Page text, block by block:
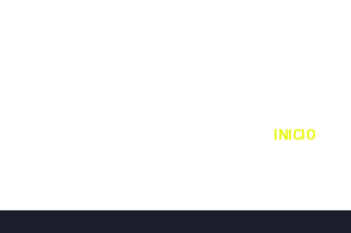
INICIO